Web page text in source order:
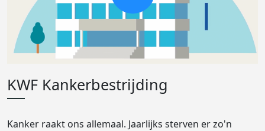
KWF Kankerbestrijding
Kanker raakt ons allemaal. Jaarlijks sterven er zo'n